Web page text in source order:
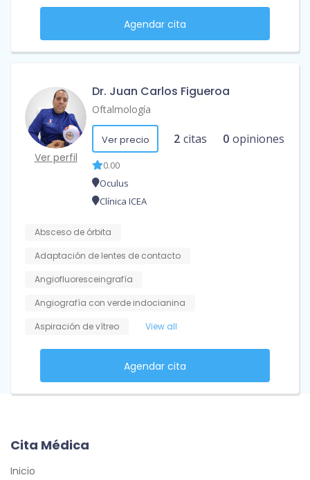
Agendar cita
Ver perfil
Dr. Juan Carlos Figueroa
Oftalmología
Ver precio 2 citas 0 opiniones
0.00
Oculus
Clínica ICEA
Absceso de órbita
Adaptación de lentes de contacto
Angiofluoresceingrafía
Angiografía con verde indocianina
Aspiración de vítreo
View all
Agendar cita
Cita Médica
Inicio